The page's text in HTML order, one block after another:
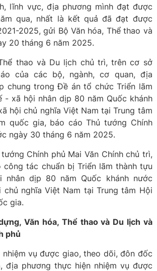
lĩnh vực, địa phương mình đạt được
qua, nhất là kết quả đã đạt được
2025, gửi Bộ Văn hóa, Thể thao và
20 tháng 6 năm 2025.
thao và Du lịch chủ trì, trên cơ sở
của các bộ, ngành, cơ quan, địa
chung trong Đề án tổ chức Triển lãm
- xã hội nhân dịp 80 năm Quốc khánh
hội chủ nghĩa Việt Nam tại Trung tâm
quốc gia, báo cáo Thủ tướng Chính
ngày 30 tháng 6 năm 2025.
Chính phủ Mai Văn Chính chủ trì,
tác chuẩn bị Triển lãm thành tựu
dịp 80 năm Quốc khánh nước
chủ nghĩa Việt Nam tại Trung tâm Hội
gia.
Văn hóa, Thể thao và Du lịch và
phủ
nhiệm vụ được giao, theo dõi, đôn đốc
địa phương thực hiện nhiệm vụ được